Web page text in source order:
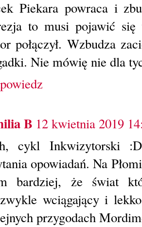
Piekara powraca i
to musi pojawić
połączył. Wzbudza
Nie mówię nie dla
B 12 kwietnia 2019
cykl Inkwizytorski
opowiadań. Na
bardziej, że świat
wciągający i
przygodach